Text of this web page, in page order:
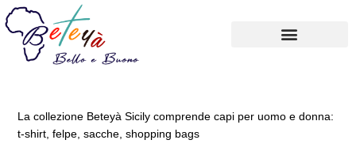
La collezione Beteyà Sicily comprende capi per uomo e donna:
t-shirt, felpe, sacche, shopping bags